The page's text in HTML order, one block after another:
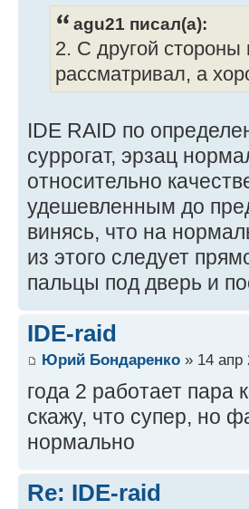
agu21 писал(а):
2. С другой
рассматривал, а
IDE RAID по
суррогат, эрзац
относительно
удешевленным до
винясь, что на
из этого следует
пальцы под дверь и
IDE-raid
Юрий Бондаренко » 14 апр
года 2 работает пара
скажу, что супер, но
нормально
Re: IDE-raid